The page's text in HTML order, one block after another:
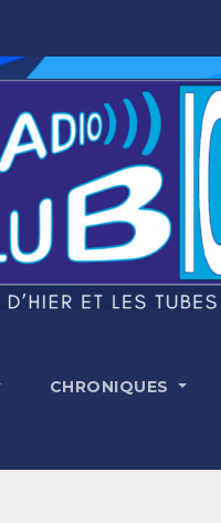
CHRONIQUES